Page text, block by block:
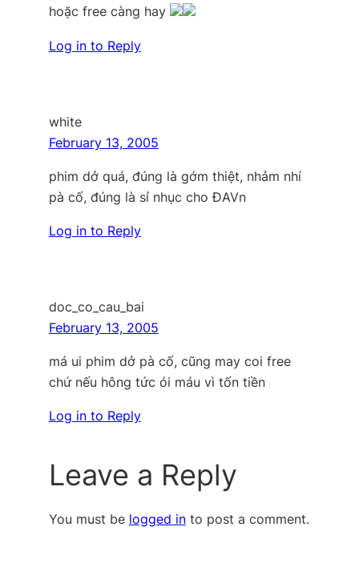
hoặc free càng hay
Log in to Reply
white
February 13, 2005
phim dở quá, đúng là gớm thiệt, nhảm nhí
pà cố, đúng là sỉ nhục cho ĐAVn
Log in to Reply
doc_co_cau_bai
February 13, 2005
má ui phim dở pà cố, cũng may coi free
chứ nếu hông tức ói máu vì tốn tiền
Log in to Reply
Leave a Reply
You must be logged into post a comment.